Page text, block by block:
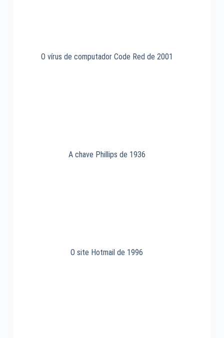
O vírus de computador Code Red de 2001
A chave Phillips de 1936
O site Hotmail de 1996